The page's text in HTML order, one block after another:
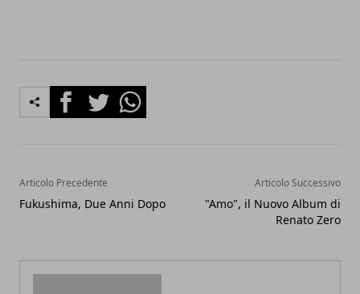
FacebookTwitterWhatsapp
Articolo Precedente
Fukushima, Due Anni Dopo
Articolo Successivo
"Amo", il Nuovo Album di
Renato Zero